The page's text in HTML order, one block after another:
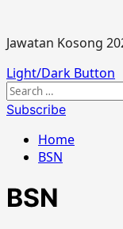
Jawatan Kosong
Primary
Menu
Light/Dark Button
Search
for:
Subscribe
Home
BSN
BSN